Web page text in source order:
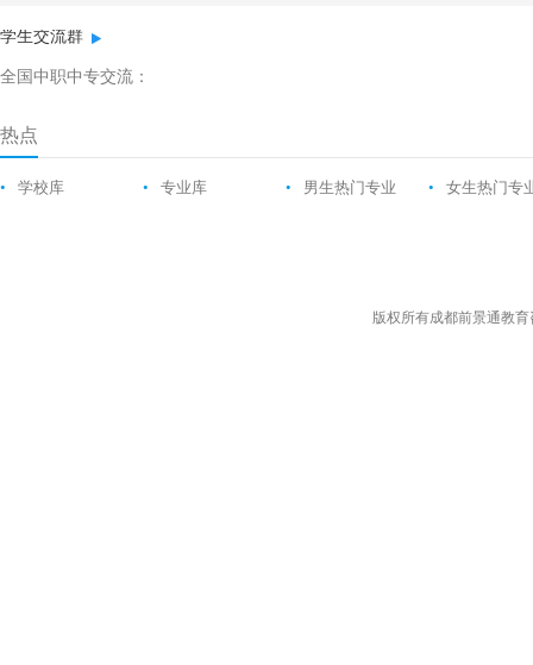
学生交流群
全国中职中专交流：
热点
• 学校库 • 专业库 • 男生热门专业 • 女生热门专
版权所有成都前景通教